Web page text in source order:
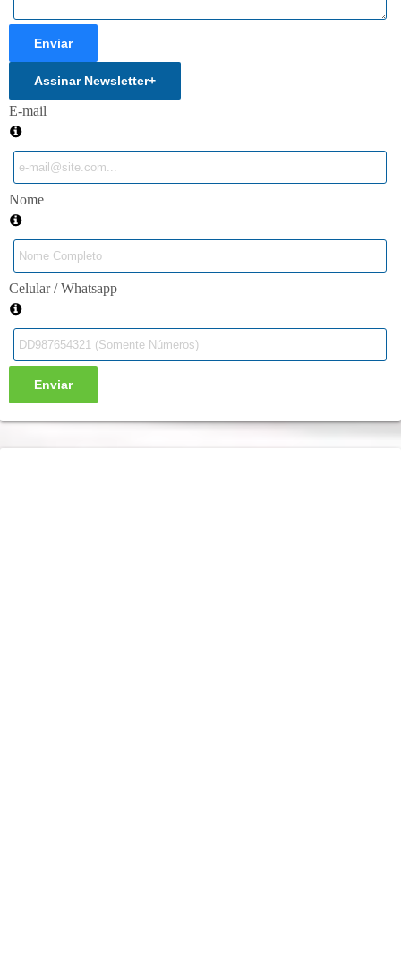
Enviar
Assinar Newsletter+
E-mail
Nome
Celular / Whatsapp
Enviar